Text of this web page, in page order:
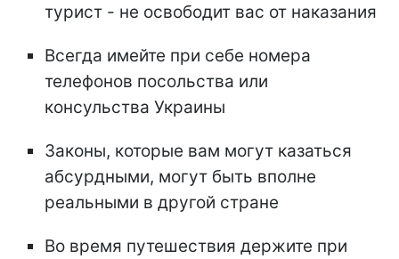
турист - не освободит вас от наказания
Всегда имейте при себе номера
телефонов посольства или
консульства Украины
Законы, которые вам могут казаться
абсурдными, могут быть вполне
реальными в другой стране
Во время путешествия держите при